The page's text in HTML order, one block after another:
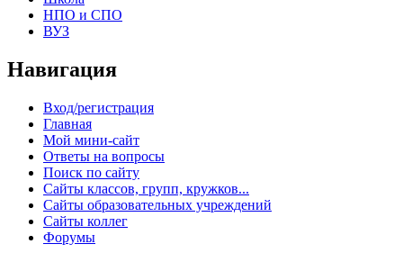
НПО и СПО
ВУЗ
Навигация
Вход/регистрация
Главная
Мой мини-сайт
Ответы на вопросы
Поиск по сайту
Сайты классов, групп, кружков...
Сайты образовательных учреждений
Сайты коллег
Форумы